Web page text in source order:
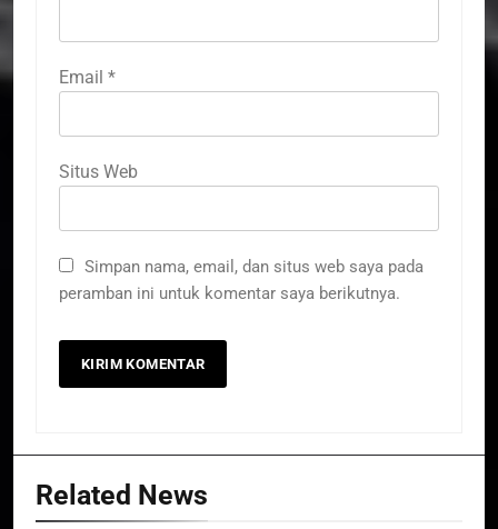
Email *
Situs Web
Simpan nama, email, dan situs web saya pada
peramban ini untuk komentar saya berikutnya.
Related News